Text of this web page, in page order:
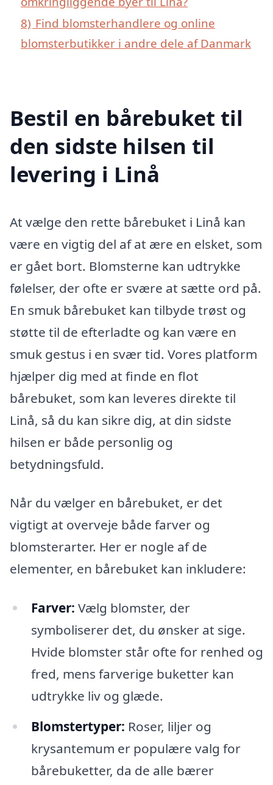
8) Find blomsterhandlere og online
blomsterbutikker i andre dele af Danmark
Bestil en bårebuket til
den sidste hilsen til
levering i Linå
At vælge den rette bårebuket i Linå kan
være en vigtig del af at ære en elsket, som
er gået bort. Blomsterne kan udtrykke
følelser, der ofte er svære at sætte ord på.
En smuk bårebuket kan tilbyde trøst og
støtte til de efterladte og kan være en
smuk gestus i en svær tid. Vores platform
hjælper dig med at finde en flot
bårebuket, som kan leveres direkte til
Linå, så du kan sikre dig, at din sidste
hilsen er både personlig og
betydningsfuld.
Når du vælger en bårebuket, er det
vigtigt at overveje både farver og
blomsterarter. Her er nogle af de
elementer, en bårebuket kan inkludere:
Farver: Vælg blomster, der
symboliserer det, du ønsker at sige.
Hvide blomster står ofte for renhed og
fred, mens farverige buketter kan
udtrykke liv og glæde.
Blomstertyper: Roser, liljer og
krysantemum er populære valg for
bårebuketter, da de alle bærer